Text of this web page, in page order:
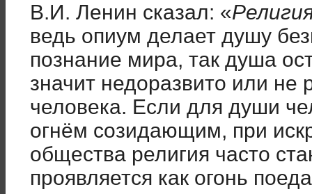
В.И. Ленин сказал: «
ведь опиум делает душу
познание мира, так душа
значит недоразвито или не
человека. Если для души
огнём созидающим, при
общества религия часто
проявляется как огонь